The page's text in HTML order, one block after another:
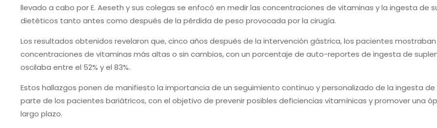
llevado a cabo por E. Aeseth y sus colegas se enfocó en medir las concentraciones de vitaminas y la ingesta de
dietéticos tanto antes como después de la pérdida de peso provocada por la cirugía.
Los resultados obtenidos revelaron que, cinco años después de la intervención gástrica, los pacientes mostraban
concentraciones de vitaminas más altas o sin cambios, con un porcentaje de auto-reportes de ingesta de
oscilaba entre el 52% y el 83%.
Estos hallazgos ponen de manifiesto la importancia de un seguimiento continuo y personalizado de la ingesta
parte de los pacientes bariátricos, con el objetivo de prevenir posibles deficiencias vitamínicas y promover una
largo plazo.